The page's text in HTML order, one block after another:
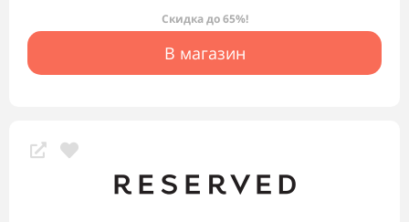
Скидка до 65%!
В магазин